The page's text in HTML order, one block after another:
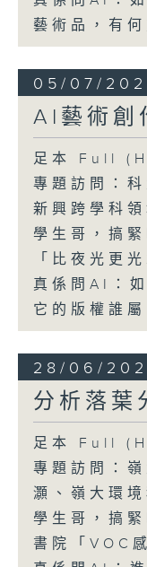
藝術品，有
05/07/
AI藝術創
足本 Full
專題訪問：
新興跨學科
學生哥，搞
「比夜光更
真係問AI：
它的版權誰屬
28/06/
分析落葉
足本 Full
專題訪問：
灝、嶺大環
學生哥，搞
書院「VOC